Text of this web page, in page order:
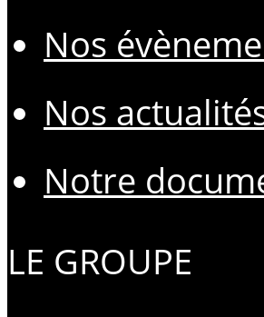
Nos
Nos
Notre
LE GROUPE